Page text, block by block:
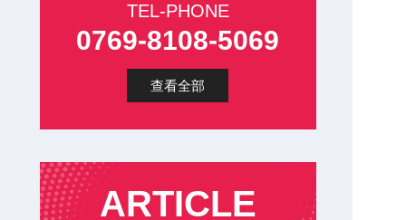
TEL-PHONE
0769-8108-5069
查看全部
ARTICLE